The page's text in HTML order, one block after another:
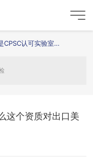
什么是CPSC认可实验室？为什么这个资质对出口美国至关重要
这个资质对出口美